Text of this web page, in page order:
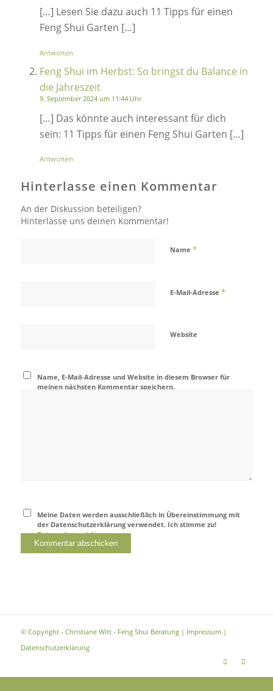
[…] Lesen Sie dazu auch 11 Tipps für einen
Feng Shui Garten […]
Antworten
Feng Shui im Herbst: So bringst du Balance in
die Jahreszeit
9. September 2024 um 11:44 Uhr
[…] Das könnte auch interessant für dich
sein: 11 Tipps für einen Feng Shui Garten […]
Antworten
Hinterlasse einen Kommentar
An der Diskussion beteiligen?
Hinterlasse uns deinen Kommentar!
Name *
E-Mail-Adresse *
Website
Name, E-Mail-Adresse und Website in diesem Browser für
meinen nächsten Kommentar speichern.
Meine Daten werden ausschließlich in Übereinstimmung mit
der Datenschutzerklärung verwendet. Ich stimme zu!
Datenschutzerklärung
© Copyright - Christiane Witt - Feng Shui Beratung | Impressum|
Datenschutzerklärung